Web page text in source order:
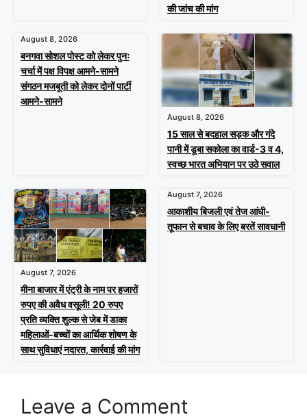
की जांच की मांग
August 8, 2026
बनगवा सोशल पोस्ट को लेकर पुनः
चर्चा में पक्ष विपक्ष आमने-सामने
संगठन मजबूती को लेकर दोनों पार्टी
आमने-सामने
August 8, 2026
15 साल से बदहाल सड़क और गंदे
पानी में डूबा सकोला का वार्ड-3 व 4,
स्वच्छ भारत अभियान पर उठे सवाल
August 7, 2026
मीना बाजार में एंट्री के नाम पर हजारों
रुपए की अवैध वसूली! 20 रुपए
प्रति व्यक्ति शुल्क से जेब में डाका
महिलाओं-बच्चों का आर्थिक शोषण के
साथ सुविधाएं नदारत, कार्रवाई की मांग
August 7, 2026
आकाशीय बिजली एवं तेज आंधी-
तूफान से बचाव के लिए बरतें सावधानी
Leave a Comment